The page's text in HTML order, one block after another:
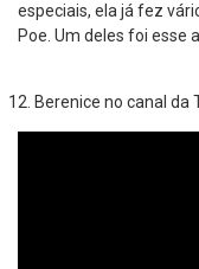
especiais, ela já fez
Poe. Um deles foi esse
Berenice no canal da